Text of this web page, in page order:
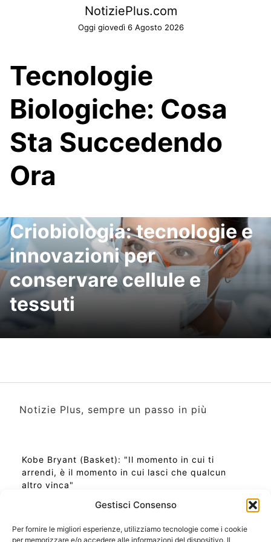
Gestisci Consenso
Per fornire le migliori esperienze, utilizziamo tecnologie come i cookie
per memorizzare e/o accedere alle informazioni del dispositivo. Il
NotiziePlus.com
Oggi giovedì 6 Agosto 2026
Tecnologie
Biologiche: Cosa
Sta Succedendo
Ora
Criobiologia: tecnologie e
innovazioni per
conservare cellule e
tessuti
Notizie Plus, sempre un passo in più
Kobe Bryant (Basket): "Il momento in cui ti
arrendi, è il momento in cui lasci che qualcun
altro vinca"